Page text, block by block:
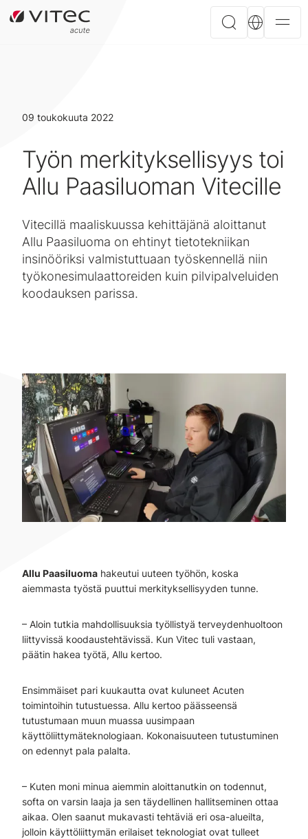
09 toukokuuta 2022
Työn merkityksellisyys toi
Allu Paasiluoman Vitecille
Vitecillä maaliskuussa kehittäjänä aloittanut
Allu Paasiluoma on ehtinyt tietotekniikan
insinööriksi valmistuttuaan työskennellä niin
työkonesimulaattoreiden kuin pilvipalveluiden
koodauksen parissa.
Allu Paasiluoma hakeutui uuteen työhön, koska
aiemmasta työstä puuttui merkityksellisyyden tunne.
– Aloin tutkia mahdollisuuksia työllistyä terveydenhuoltoon
liittyvissä koodaustehtävissä. Kun Vitec tuli vastaan,
päätin hakea työtä, Allu kertoo.
Ensimmäiset pari kuukautta ovat kuluneet Acuten
toimintoihin tutustuessa. Allu kertoo päässeensä
tutustumaan muun muassa uusimpaan
käyttöliittymäteknologiaan. Kokonaisuuteen tutustuminen
on edennyt pala palalta.
– Kuten moni minua aiemmin aloittanutkin on todennut,
softa on varsin laaja ja sen täydellinen hallitseminen ottaa
aikaa. Olen saanut mukavasti tehtäviä eri osa-alueilta,
jolloin käyttöliittymän erilaiset teknologiat ovat tulleet